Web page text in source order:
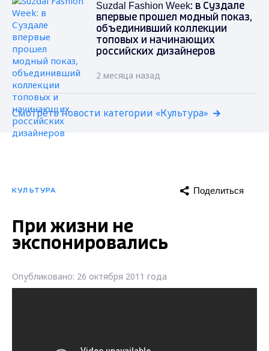
Suzdal Fashion Week: в Суздале
впервые прошел модный показ,
объединивший коллекции
топовых и начинающих
российских дизайнеров
2 месяца назад
Смотреть новости категории «Культура»
КУЛЬТУРА Поделиться
При жизни не
экспонировались
Опубликовано: 26 октября 2011 года